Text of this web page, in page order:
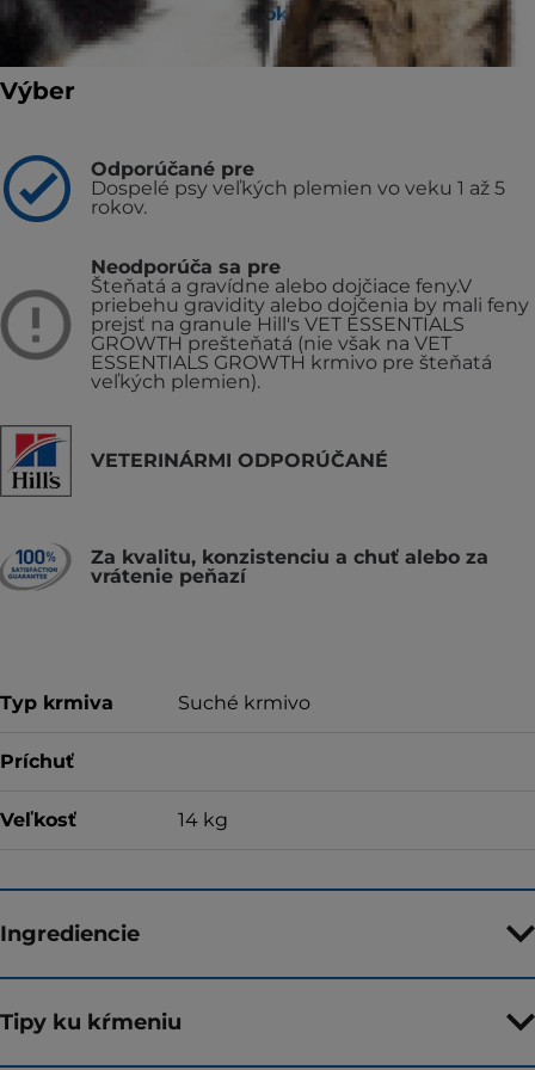
Vyhľadať útulok / veterinára
Výber
Odporúčané pre
Dospelé psy veľkých plemien vo veku 1 až 5
rokov.
Neodporúča sa pre
Šteňatá a gravídne alebo dojčiace feny.V
priebehu gravidity alebo dojčenia by mali feny
prejsť na granule Hill's VET ESSENTIALS
GROWTH prešteňatá (nie však na VET
ESSENTIALS GROWTH krmivo pre šteňatá
veľkých plemien).
VETERINÁRMI ODPORÚČANÉ
Za kvalitu, konzistenciu a chuť alebo za
vrátenie peňazí
Typ krmiva Suché krmivo
Príchuť
Veľkosť 14 kg
Ingrediencie
Tipy ku kŕmeniu